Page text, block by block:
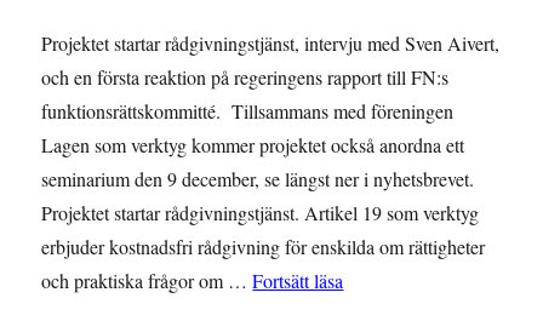
Projektet startar rådgivningstjänst, intervju med Sven Aivert,
och en första reaktion på regeringens rapport till FN:s
funktionsrättskommitté. Tillsammans med föreningen
Lagen som verktyg kommer projektet också anordna ett
seminarium den 9 december, se längst ner i nyhetsbrevet.
Projektet startar rådgivningstjänst. Artikel 19 som verktyg
erbjuder kostnadsfri rådgivning för enskilda om rättigheter
och praktiska frågor om …Fortsätt läsa